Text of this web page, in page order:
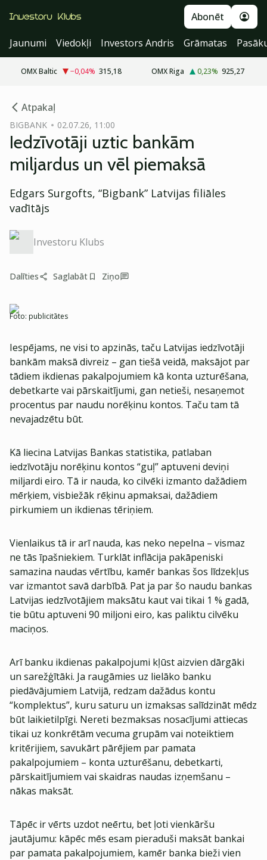
Abonēt
Jaunumi
Viedokļi Investors Andris Grāmatas
OMX Baltic −0,04% 315,18 OMX Riga 0,23% 925,27
Atpakaļ
BIGBANK 02.07.26, 11:00
Iedzīvotāji uztic bankām
miljardus un vēl piemaksā
Edgars Surgofts, “Bigbank” Latvijas filiāles
vadītājs
Investoru Klubs
Dalīties Saglabāt Ziņo
Foto: publicitātes
Iespējams, ne visi to apzinās, taču Latvijas iedzīvotāji
bankām maksā divreiz – gan tiešā veidā, maksājot par
tādiem ikdienas pakalpojumiem kā konta uzturēšana,
debetkarte vai pārskaitījumi, gan netieši, nesaņemot
procentus par naudu norēķinu kontos. Taču tam tā
nevajadzētu būt.
Kā liecina Latvijas Bankas statistika, patlaban
iedzīvotāju norēķinu kontos “guļ” aptuveni deviņi
miljardi eiro. Tā ir nauda, ko cilvēki izmanto dažādiem
mērķiem, visbiežāk rēķinu apmaksai, dažādiem
pirkumiem un ikdienas tēriņiem.
Vienlaikus tā ir arī nauda, kas neko nepelna – vismaz
ne tās īpašniekiem. Turklāt inflācija pakāpeniski
samazina naudas vērtību, kamēr bankas šos līdzekļus
var izmantot savā darbībā. Pat ja par šo naudu bankas
Latvijas iedzīvotājiem maksātu kaut vai tikai 1 % gadā,
tie būtu aptuveni 90 miljoni eiro, kas paliktu cilvēku
maciņos.
Arī banku ikdienas pakalpojumi kļūst aizvien dārgāki
un sarežģītāki. Ja raugāmies uz lielāko banku
piedāvājumiem Latvijā, redzam dažādus kontu
“komplektus”, kuru saturu un izmaksas salīdzināt mēdz
būt laikietilpīgi. Nereti bezmaksas nosacījumi attiecas
tikai uz konkrētām vecuma grupām vai noteiktiem
kritērijiem, savukārt pārējiem par pamata
pakalpojumiem – konta uzturēšanu, debetkarti,
pārskaitījumiem vai skaidras naudas izņemšanu –
nākas maksāt.
Tāpēc ir vērts uzdot neērtu, bet ļoti vienkāršu
jautājumu: kāpēc mēs esam pieraduši maksāt bankai
par pamata pakalpojumiem, kamēr banka bieži vien